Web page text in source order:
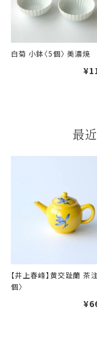
白菊 小鉢〈5個〉 美濃焼
最
【井上春峰】黄交趾蘭 茶注
個〉